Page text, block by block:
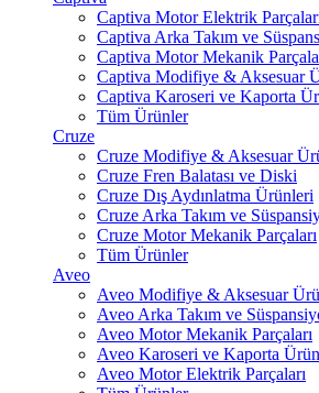
Captiva Motor Elektrik
Captiva Arka Takım ve
Captiva Motor Mekanik
Captiva Modifiye & Aksesuar
Captiva Karoseri ve Kaporta
Tüm Ürünler
Cruze
Cruze Modifiye & Aksesuar
Cruze Fren Balatası ve Diski
Cruze Dış Aydınlatma Ürünleri
Cruze Arka Takım ve
Cruze Motor Mekanik Parçaları
Tüm Ürünler
Aveo
Aveo Modifiye & Aksesuar
Aveo Arka Takım ve
Aveo Motor Mekanik Parçaları
Aveo Karoseri ve Kaporta
Aveo Motor Elektrik Parçaları